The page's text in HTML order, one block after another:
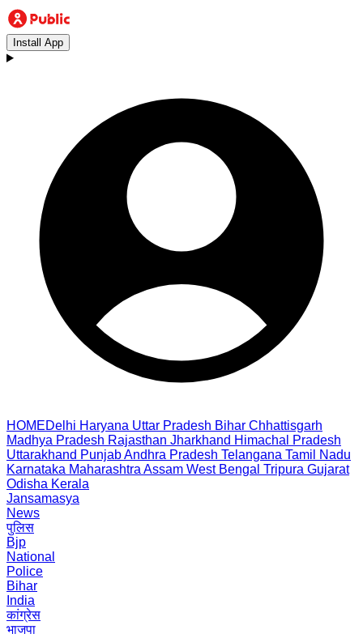
Install App
HOMEDelhi Haryana Uttar Pradesh Bihar Chhattisgarh
Madhya Pradesh Rajasthan Jharkhand Himachal Pradesh
Uttarakhand PunjabAndhra Pradesh Telangana Tamil Nadu
Karnataka Maharashtra Assam West Bengal Tripura Gujarat
Odisha Kerala
Jansamasya
News
पुलिस
Bjp
National
Police
Bihar
India
कांग्रेस
भाजपा